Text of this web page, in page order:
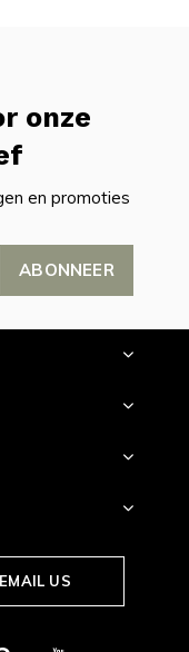
onze
en promoties
ABONNEER
EMAIL US